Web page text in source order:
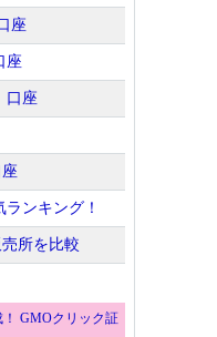
座
座
口座
ンキング！
所を比較
GMOクリック証